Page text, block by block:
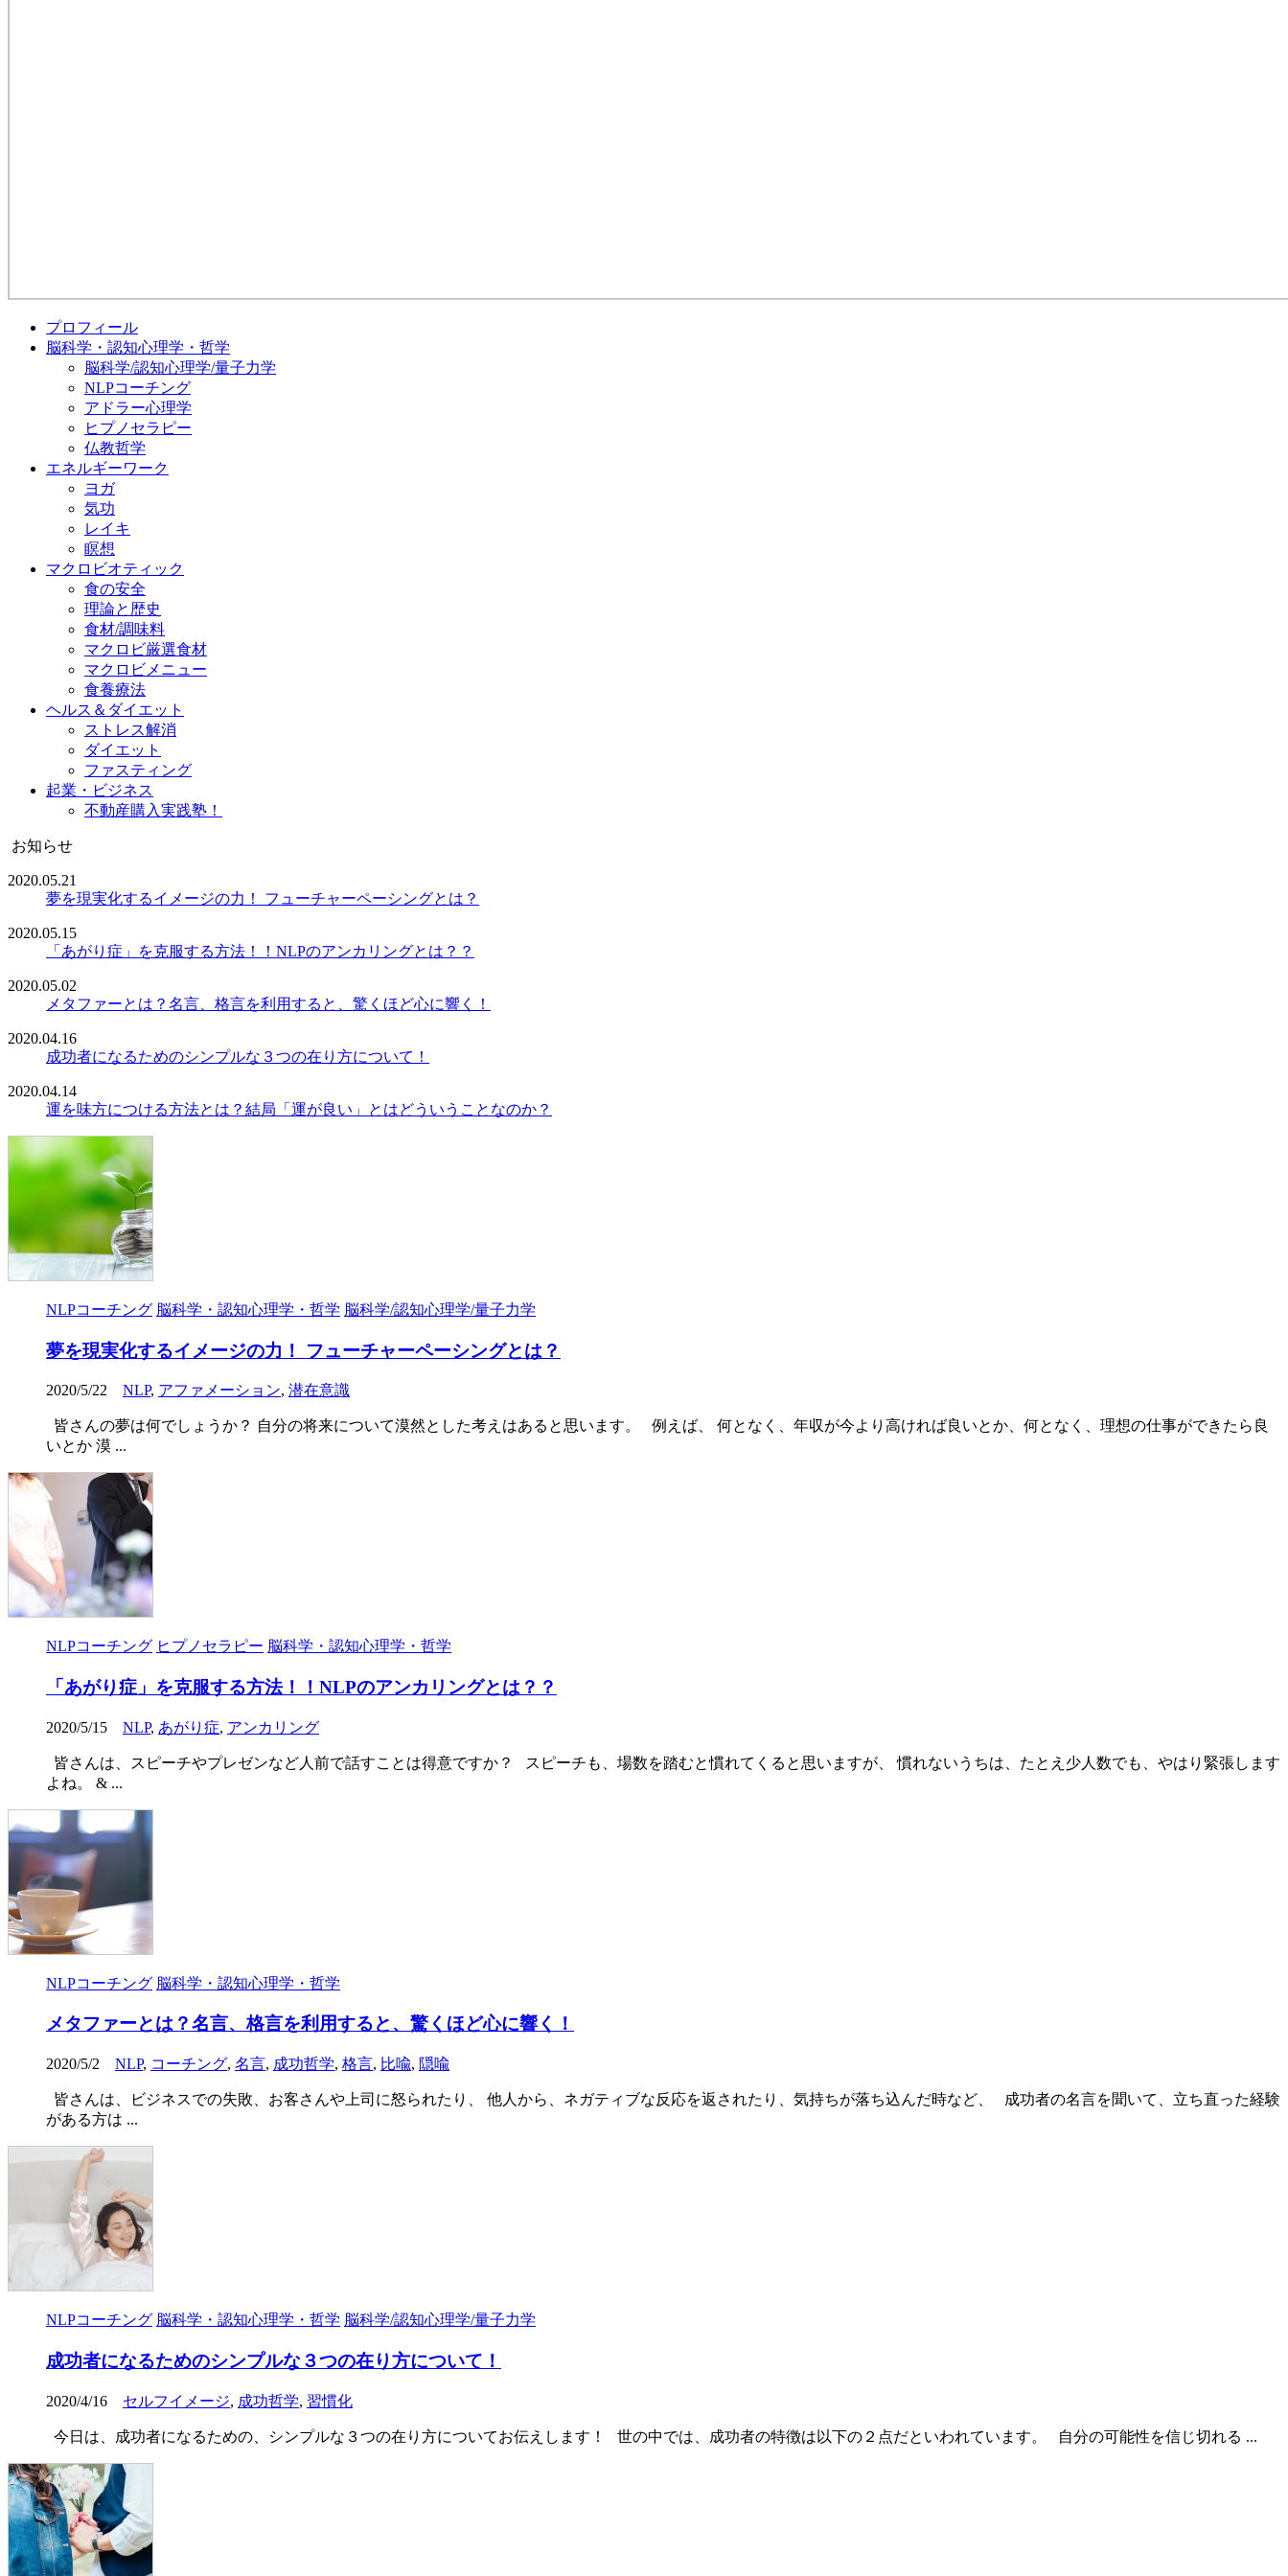
プロフィール
脳科学・認知心理学・哲学
脳科学/認知心理学/量子力学
NLPコーチング
アドラー心理学
ヒプノセラピー
仏教哲学
エネルギーワーク
ヨガ
気功
レイキ
瞑想
マクロビオティック
食の安全
理論と歴史
食材/調味料
マクロビ厳選食材
マクロビメニュー
食養療法
ヘルス＆ダイエット
ストレス解消
ダイエット
ファスティング
起業・ビジネス
不動産購入実践塾！
お知らせ
2020.05.21
夢を現実化するイメージの力！ フューチャーペーシングとは？
2020.05.15
「あがり症」を克服する方法！！NLPのアンカリングとは？？
2020.05.02
メタファーとは？名言、格言を利用すると、驚くほど心に響く！
2020.04.16
成功者になるためのシンプルな３つの在り方について！
2020.04.14
運を味方につける方法とは？結局「運が良い」とはどういうことなのか？
NLPコーチング 脳科学・認知心理学・哲学 脳科学/認知心理学/量子力学
夢を現実化するイメージの力！ フューチャーペーシングとは？
2020/5/22 NLP, アファメーション, 潜在意識
皆さんの夢は何でしょうか？ 自分の将来について漠然とした考えはあると思います。 例えば、 何となく、年収が今より高ければ良いとか、何となく、理想の仕事ができたら良
いとか 漠 ...
NLPコーチング ヒプノセラピー 脳科学・認知心理学・哲学
「あがり症」を克服する方法！！NLPのアンカリングとは？？
2020/5/15 NLP, あがり症, アンカリング
皆さんは、スピーチやプレゼンなど人前で話すことは得意ですか？ スピーチも、場数を踏むと慣れてくると思いますが、 慣れないうちは、たとえ少人数でも、やはり緊張します
よね。 & ...
NLPコーチング 脳科学・認知心理学・哲学
メタファーとは？名言、格言を利用すると、驚くほど心に響く！
2020/5/2 NLP, コーチング, 名言, 成功哲学, 格言, 比喩, 隠喩
皆さんは、ビジネスでの失敗、お客さんや上司に怒られたり、 他人から、ネガティブな反応を返されたり、気持ちが落ち込んだ時など、 成功者の名言を聞いて、立ち直った経験
がある方は ...
NLPコーチング 脳科学・認知心理学・哲学 脳科学/認知心理学/量子力学
成功者になるためのシンプルな３つの在り方について！
2020/4/16 セルフイメージ, 成功哲学, 習慣化
今日は、成功者になるための、シンプルな３つの在り方についてお伝えします！ 世の中では、成功者の特徴は以下の２点だといわれています。 自分の可能性を信じ切れる ...